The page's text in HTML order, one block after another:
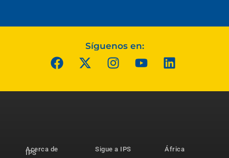
Síguenos en:
Acerca de
IPS
Sigue a IPS
África